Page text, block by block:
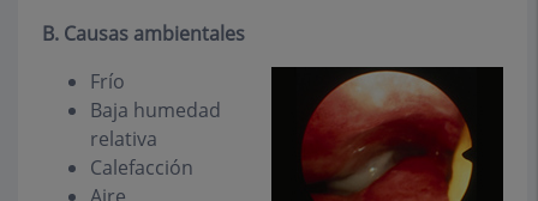
B. Causas ambientales
Frío
Baja humedad
relativa
Calefacción